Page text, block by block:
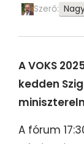
Szerő:
A VOKS
kedden
A fórum